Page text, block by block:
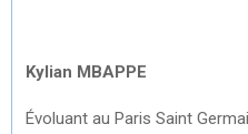
Kylian MBAPPE
Évoluant au Paris Saint